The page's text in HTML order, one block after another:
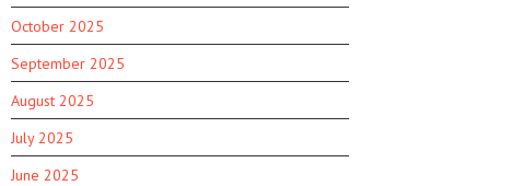
October 2025
September 2025
August 2025
July 2025
June 2025